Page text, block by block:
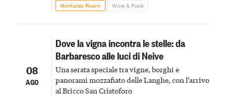
Montaldo Roero Wine & Food
08
AGO
Dove la vigna incontra le stelle: da
Barbaresco alle luci di Neive
Una serata speciale tra vigne, borghi e
panorami mozzafiato delle Langhe, con l’arrivo
al Bricco San Cristoforo